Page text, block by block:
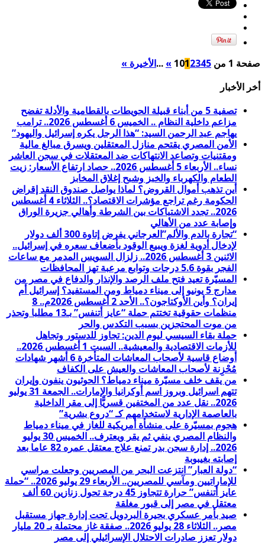
صفحة 1 من 10 12345
»
...الأخيرة »
أخر الأخبار
تصفية 5 من أبناء قبيلة الحويطات بالقطامية والأدلة تفضح
مزاعم داخلية النظام .. الخميس 6 أغسطس 2026.. ترامب
يهاجم عبد الرحمن السيد: “هذا الرجل يكره إسرائيل واليهود”
الأمن المصري يقتحم منازل المعتقلين ويسرق مبالغ مالية
ومقتنيات وتصاعد الانتهاكات ضد المعتقلات في سجن العاشر
نساء.. الأربعاء 5 أغسطس 2026.. حصاد ارتفاع الأسعار: زيت
الطعام والكهرباء والخبز وشبح إغلاق المخابز
أين تذهب أموال القروض؟ لماذا يواصل صندوق النقد إقراض
الحكومة رغم تراجع مؤشرات الاقتصاد؟.. الثلاثاء 4 أغسطس
2026.. تجدد الاشتباكات بين الشرطة وأهالي جزيرة الوراق
وإصابة عدد من الأهالي
“تجارة بالدم والألم”العرجاني يفرض إتاوة 300 ألف دولار
لإدخال أدوية لغزة ويبيع الوقود بأضعاف سعره في إسرائيل..
الاثنين 3 أغسطس 2026.. زلزال السويس المدمر مع ساعات
الفجر بقوة 5.6 درجات وتوابع مرعبة تهز المحافظات
المسيّرة تعيد فتح ملف الرصد والإنذار والدفاع في مصر من
مدارج 5 يونيو إلى ميناء دمياط ومن المستفيد؟ إسرائيل أم
إيران؟ وأين الأوكتاجون؟.. الأحد 2 أغسطس 2026م.. 8
منظمات حقوقية تختتم حملة “عايز أتنفس” بـ13 مطلبا وتحذر
من موت المحتجزين بسبب التكدس والحر
حملة بقاء السيسي ليوم الدين: تجاوز للدستور وتجاهل
للأزمات الاقتصادية والمعيشية.. السبت 1 أغسطس 2026..
أوضاع قاسية لأصحاب المعاشات المتأخرة 6 أشهر شهادات
مُحْزِنة لأصحاب المعاشات والعيش على الكفاف
من يقف خلف مسيّرة ميناء دمياط؟ الحوثيون ينفون وإيران
تتهم اسرائيل وبروز اسم أوكرانيا والإمارات.. الجمعة 31 يوليو
2026.. نقل عدد من المختفين قسريًّا إلى مقر الداخلية
بالعاصمة الإدارية لاستخدامهم كـ “دروع بشرية”
هجوم بمسيّرة على منشأة أمريكية للغاز في ميناء دمياط
والنظام المصري ينفي ثم يقر ويعترف.. الخميس 30 يوليو
2026.. إدارة سجن بدر تمنع علاج معتقل عمره 82 عاما بعد
إصابته بغيبوبة
“دولة العبار” انتزعت البحر من المصريين وجعلت مراسي
للإماراتيين ومآسي للمصريين.. الأربعاء 29 يوليو 2026.. “حملة
عايز أتنفس” حرارة تتجاوز 45 درجة تحول زنازين 60 ألف
معتقل في مصر إلى قبور مغلقة
صيد بأمر عسكري بحيرة البردويل تحت إدارة جهاز مستقبل
مصر.. الثلاثاء 28 يوليو 2026.. صفقة غاز محتملة بـ 20 مليار
دولار تعزز صادرات الاحتلال الإسرائيلي إلى مصر